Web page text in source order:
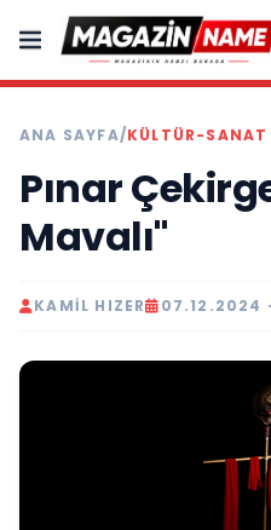
ANA SAYFA/KÜLTÜR-SANAT
Pınar
Mavalı"
KAMIL HIZER 07.12.2024